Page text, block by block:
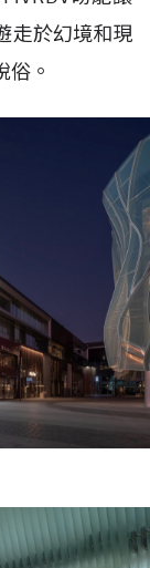
走於幻境和現
俗。